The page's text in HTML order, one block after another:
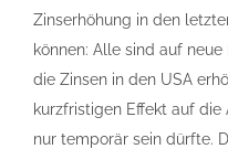
Zinserhöhung in den
können: Alle sind auf
die Zinsen in den USA
kurzfristigen Effekt auf
nur temporär sein dürfte.